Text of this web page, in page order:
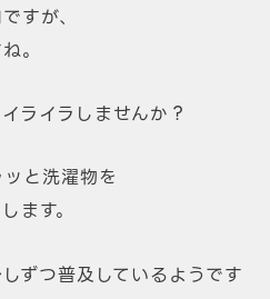
すが、
。
ライラしませんか？
と洗濯物を
ます。
ずつ普及しているようです